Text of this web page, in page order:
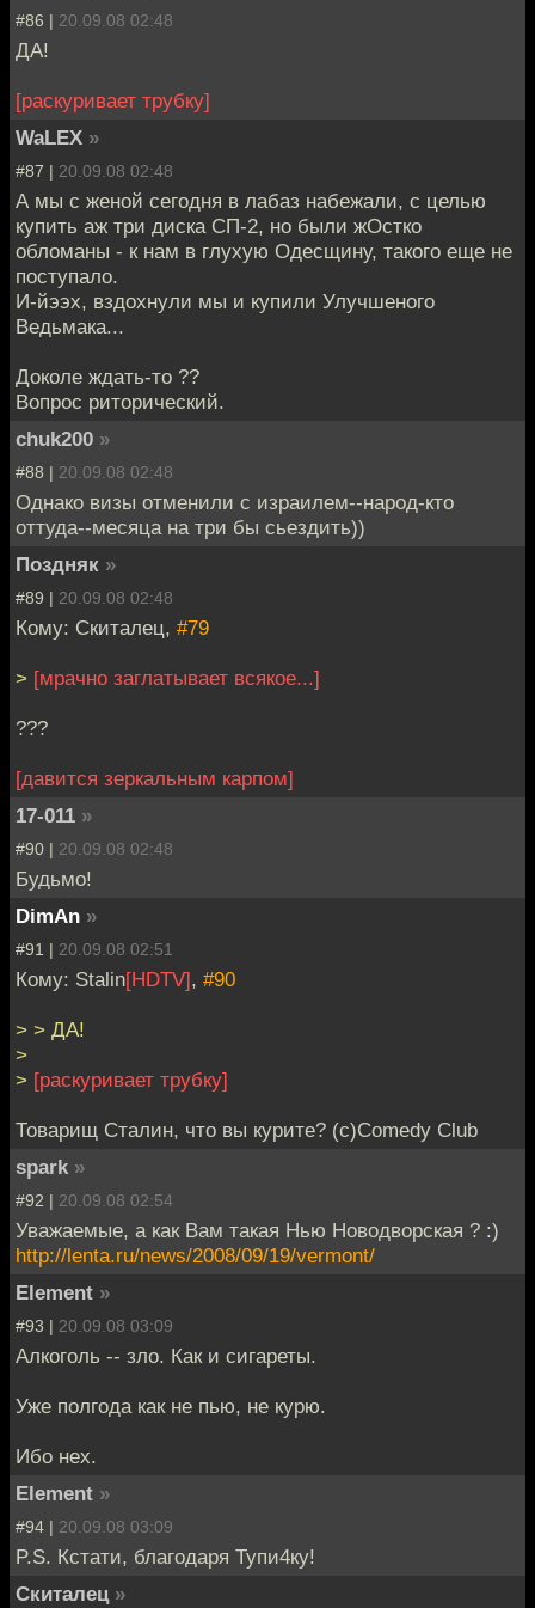
#86 | 20.09.08 02:48
ДА!
[раскуривает трубку]
WaLEX »
#87 | 20.09.08 02:48
А мы с женой сегодня в лабаз набежали, с целью
купить аж три диска СП-2, но были жОстко
обломаны - к нам в глухую Одесщину, такого еще не
поступало.
И-йээх, вздохнули мы и купили Улучшеного
Ведьмака...
Доколе ждать-то ??
Вопрос риторический.
chuk200 »
#88 | 20.09.08 02:48
Однако визы отменили с израилем--народ-кто
оттуда--месяца на три бы сьездить))
Поздняк »
#89 | 20.09.08 02:48
Кому: Скиталец, #79
> [мрачно заглатывает всякое...]
???
[давится зеркальным карпом]
17-011 »
#90 | 20.09.08 02:48
Будьмо!
DimAn »
#91 | 20.09.08 02:51
Кому: Stalin[HDTV], #90
> > ДА!
>
> [раскуривает трубку]
Товарищ Сталин, что вы курите? (с)Comedy Club
spark »
#92 | 20.09.08 02:54
Уважаемые, а как Вам такая Нью Новодворская ? :)
http://lenta.ru/news/2008/09/19/vermont/
Element »
#93 | 20.09.08 03:09
Алкоголь -- зло. Как и сигареты.
Уже полгода как не пью, не курю.
Ибо нех.
Element »
#94 | 20.09.08 03:09
P.S. Кстати, благодаря Тупи4ку!
Скиталец »